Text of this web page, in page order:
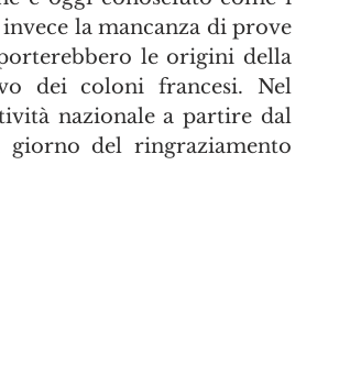
la mancanza di prove
le origini della
dei coloni francesi. Nel
nazionale a partire dal
giorno del ringraziamento